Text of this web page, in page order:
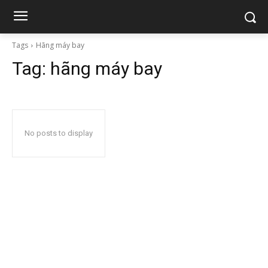
Tags Hãng máy bay
Tag: hãng máy bay
No posts to display